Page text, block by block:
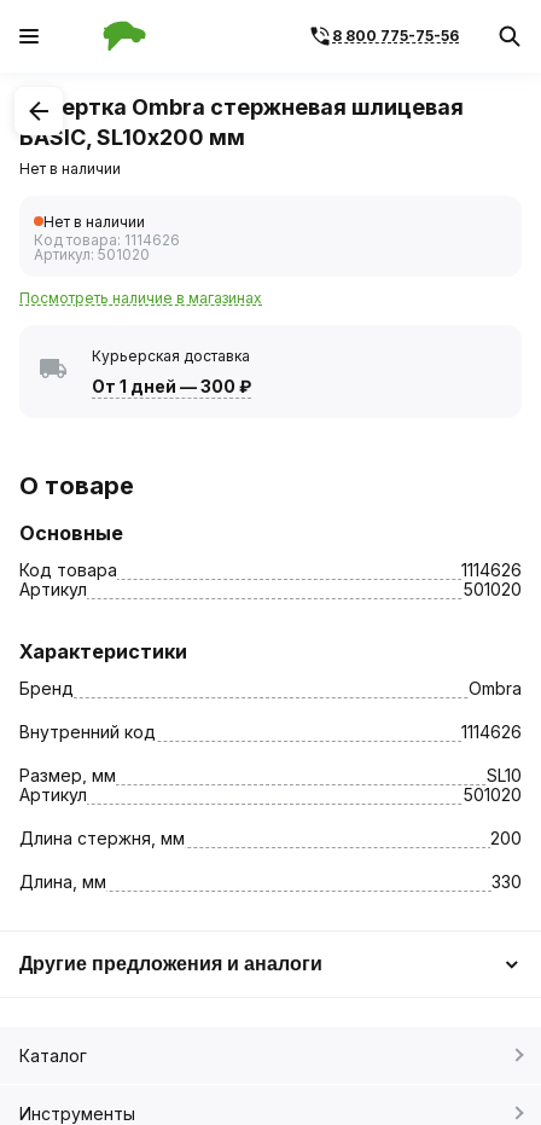
8 800 775-75-56
1/1
Отвертка Ombra стержневая шлицевая
BASIC, SL10х200 мм
Нет в наличии
Нет в наличии
Код товара: 1114626
Артикул: 501020
Посмотреть наличие в магазинах
Курьерская доставка
От 1 дней —300 ₽
О товаре
Основные
Код товара
1114626
Артикул
501020
Характеристики
Бренд Ombra
Внутренний код 1114626
Размер, мм
SL10
Артикул
501020
Длина стержня, мм 200
Длина, мм 330
Другие предложения и аналоги
Каталог
Инструменты